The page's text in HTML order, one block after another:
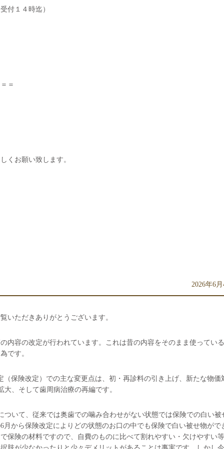
付１４時迄）
＝
くお願い致します。
2026年6
いただきありがとうございます。
内容の改定が行われています。これは昔の内容をそのまま使ってい
です。
保険改定） での主な変更点は、初・再診料の引き上げ、新たな物価
、そして歯周病治療の再編です。
ついて、従来では奥歯での噛み合わせがない状態では保険での白い被
月から保険改定によりどの状態のお口の中でも保険で白い被せ物がで
保険の材料ですので、自費のものに比べて割れやすい・欠けやすい